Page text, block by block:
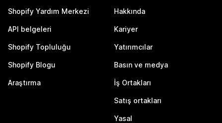
Shopify Yardım Merkezi
API belgeleri
Shopify Topluluğu
Shopify Blogu
Araştırma
Hakkında
Kariyer
Yatırımcılar
Basın ve medya
İş Ortakları
Satış ortakları
Yasal